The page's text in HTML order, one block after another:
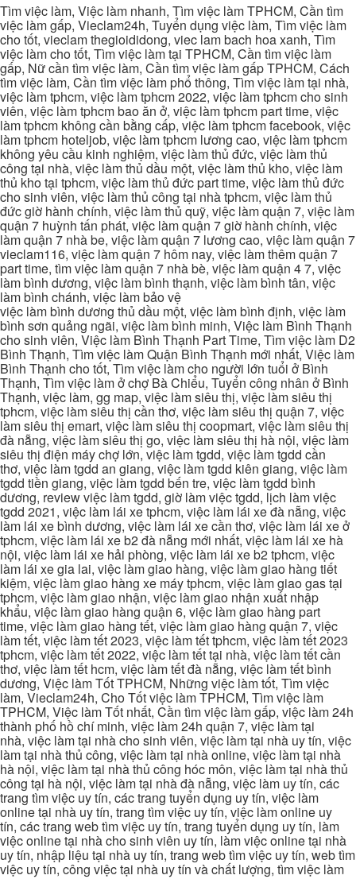
Tìm việc làm, Việc làm nhanh, Tìm việc làm TPHCM, Cần tìm
việc làm gấp, Vieclam24h, Tuyển dụng việc làm, Tìm việc làm
cho tốt, vieclam thegioididong, viec lam bach hoa xanh, Tìm
việc làm cho tốt, Tìm việc làm tại TPHCM, Cần tìm việc làm
gấp, Nữ cần tìm việc làm, Cần tìm việc làm gấp TPHCM, Cách
tìm việc làm, Cần tìm việc làm phổ thông, Tìm việc làm tại nhà,
việc làm tphcm, việc làm tphcm 2022, việc làm tphcm cho sinh
viên, việc làm tphcm bao ăn ở, việc làm tphcm part time, việc
làm tphcm không cần bằng cấp, việc làm tphcm facebook, việc
làm tphcm hoteljob, việc làm tphcm lương cao, việc làm tphcm
không yêu cầu kinh nghiệm, việc làm thủ đức, việc làm thủ
công tại nhà, việc làm thủ dầu một, việc làm thủ kho, việc làm
thủ kho tại tphcm, việc làm thủ đức part time, việc làm thủ đức
cho sinh viên, việc làm thủ công tại nhà tphcm, việc làm thủ
đức giờ hành chính, việc làm thủ quỹ, việc làm quận 7, việc làm
quận 7 huỳnh tấn phát, việc làm quận 7 giờ hành chính, việc
làm quận 7 nhà be, việc làm quận 7 lương cao, việc làm quận 7
vieclam116, việc làm quận 7 hôm nay, việc làm thêm quận 7
part time, tìm việc làm quận 7 nhà bè, việc làm quận 4 7, việc
làm bình dương, việc làm bình thạnh, việc làm bình tân, việc
làm bình chánh, việc làm bảo vệ
việc làm bình dương thủ dầu một, việc làm bình định, việc làm
bình sơn quảng ngãi, việc làm bình minh, Việc làm Bình Thạnh
cho sinh viên, Việc làm Bình Thạnh Part Time, Tìm việc làm D2
Bình Thạnh, Tìm việc làm Quận Bình Thạnh mới nhất, Việc làm
Bình Thạnh cho tốt, Tìm việc làm cho người lớn tuổi ở Bình
Thạnh, Tìm việc làm ở chợ Bà Chiểu, Tuyển công nhân ở Bình
Thạnh, việc làm, gg map, việc làm siêu thị, việc làm siêu thị
tphcm, việc làm siêu thị cần thơ, việc làm siêu thị quận 7, việc
làm siêu thị emart, việc làm siêu thị coopmart, việc làm siêu thị
đà nẵng, việc làm siêu thị go, việc làm siêu thị hà nội, việc làm
siêu thị điện máy chợ lớn, việc làm tgdd, việc làm tgdd cần
thơ, việc làm tgdd an giang, việc làm tgdd kiên giang, việc làm
tgdd tiền giang, việc làm tgdd bến tre, việc làm tgdd bình
dương, review việc làm tgdd, giờ làm việc tgdd, lịch làm việc
tgdd 2021, việc làm lái xe tphcm, việc làm lái xe đà nẵng, việc
làm lái xe bình dương, việc làm lái xe cần thơ, việc làm lái xe ở
tphcm, việc làm lái xe b2 đà nẵng mới nhất, việc làm lái xe hà
nội, việc làm lái xe hải phòng, việc làm lái xe b2 tphcm, việc
làm lái xe gia lai, việc làm giao hàng, việc làm giao hàng tiết
kiệm, việc làm giao hàng xe máy tphcm, việc làm giao gas tại
tphcm, việc làm giao nhận, việc làm giao nhận xuất nhập
khẩu, việc làm giao hàng quận 6, việc làm giao hàng part
time, việc làm giao hàng tết, việc làm giao hàng quận 7, việc
làm tết, việc làm tết 2023, việc làm tết tphcm, việc làm tết 2023
tphcm, việc làm tết 2022, việc làm tết tại nhà, việc làm tết cần
thơ, việc làm tết hcm, việc làm tết đà nẵng, việc làm tết bình
dương, Việc làm Tốt TPHCM, Những việc làm tốt, Tìm việc
làm, Vieclam24h, Cho Tốt việc làm TPHCM, Tìm việc làm
TPHCM, Việc làm Tốt nhất, Cần tìm việc làm gấp, việc làm 24h
thành phố hồ chí minh, việc làm 24h quận 7, việc làm tại
nhà, việc làm tại nhà cho sinh viên, việc làm tại nhà uy tín, việc
làm tại nhà thủ công, việc làm tại nhà online, việc làm tại nhà
hà nội, việc làm tại nhà thủ công hóc môn, việc làm tại nhà thủ
công tại hà nội, việc làm tại nhà đà nẵng, việc làm uy tín, các
trang tìm việc uy tín, các trang tuyển dụng uy tín, việc làm
online tại nhà uy tín, trang tìm việc uy tín, việc làm online uy
tín, các trang web tìm việc uy tín, trang tuyển dụng uy tín, làm
việc online tại nhà cho sinh viên uy tín, làm việc online tại nhà
uy tín, nhập liệu tại nhà uy tín, trang web tìm việc uy tín, web tìm
việc uy tín, công việc tại nhà uy tín và chất lượng, tìm việc làm